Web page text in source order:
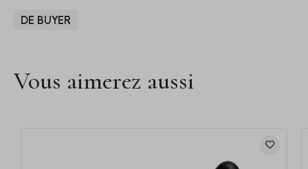
DE BUYER
Vous aimerez aussi